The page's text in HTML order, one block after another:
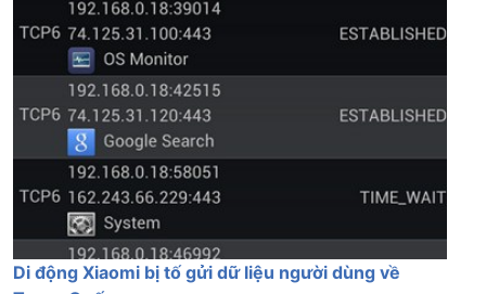
Di động Xiaomi bị tố gửi dữ liệu người dùng về